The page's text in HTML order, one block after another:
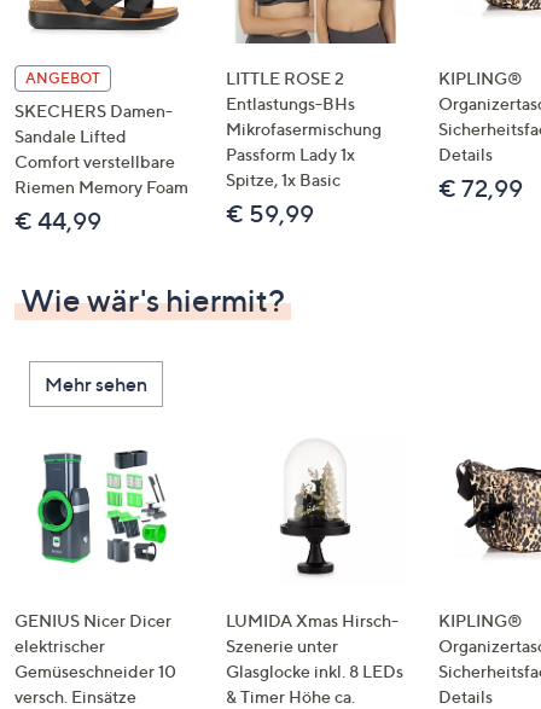
ANGEBOT
SKECHERS Damen-
Sandale Lifted
Comfort verstellbare
Riemen Memory Foam
€ 44,99
LITTLE ROSE 2
Entlastungs-BHs
Mikrofasermischung
Passform Lady 1x
Spitze, 1x Basic
€ 59,99
KIPLING®
Details
€ 72,99
Wie wär's hiermit?
Mehr sehen
GENIUS Nicer Dicer
elektrischer
Gemüseschneider 10
versch. Einsätze
LUMIDA Xmas Hirsch-
Szenerie unter
Glasglocke inkl. 8 LEDs
& Timer Höhe ca.
KIPLING®
Details